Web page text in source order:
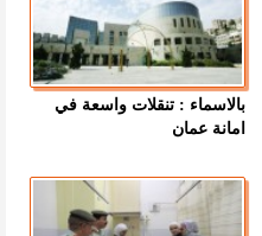
بالاسماء : تنقلات واسعة في
امانة عمان